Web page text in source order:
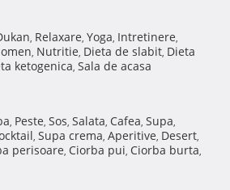
, Relaxare, Yoga, Intretinere,
, Nutritie, Dieta de slabit, Dieta
ketogenica, Sala de acasa
, Peste, Sos, Salata, Cafea, Supa,
, Supa crema, Aperitive, Desert,
perisoare, Ciorba pui, Ciorba burta,